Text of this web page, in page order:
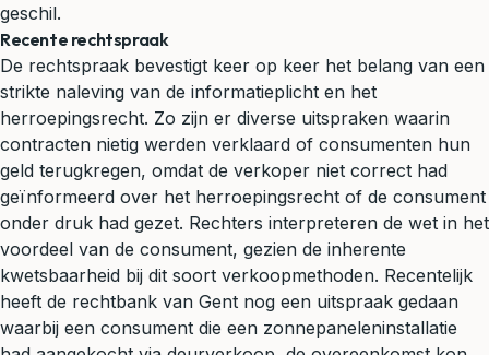
geschil.
Recente rechtspraak
De rechtspraak bevestigt keer op keer het belang van een
strikte naleving van de informatieplicht en het
herroepingsrecht. Zo zijn er diverse uitspraken waarin
contracten nietig werden verklaard of consumenten hun
geld terugkregen, omdat de verkoper niet correct had
geïnformeerd over het herroepingsrecht of de consument
onder druk had gezet. Rechters interpreteren de wet in het
voordeel van de consument, gezien de inherente
kwetsbaarheid bij dit soort verkoopmethoden. Recentelijk
heeft de rechtbank van Gent nog een uitspraak gedaan
waarbij een consument die een zonnepaneleninstallatie